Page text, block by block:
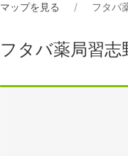
マップを見る フタバ
フタバ薬局習志